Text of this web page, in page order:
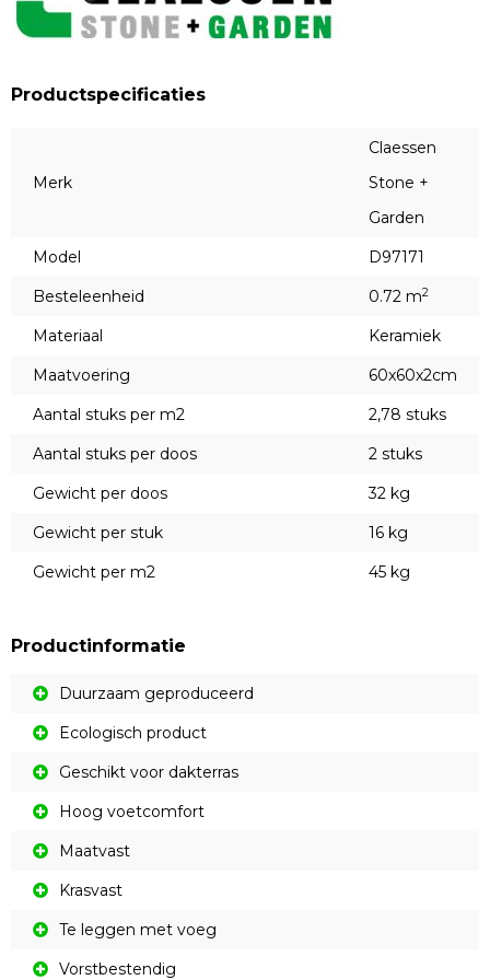
Productspecificaties
Merk
Claessen
Stone +
Garden
Model
D97171
Besteleenheid
0.72 m2
Materiaal
Keramiek
Maatvoering
60x60x2cm
Aantal stuks per m2
2,78 stuks
Aantal stuks per doos
2 stuks
Gewicht per doos
32 kg
Gewicht per stuk
16 kg
Gewicht per m2
45 kg
Productinformatie
Duurzaam geproduceerd
Ecologisch product
Geschikt voor dakterras
Hoog voetcomfort
Maatvast
Krasvast
Te leggen met voeg
Vorstbestendig